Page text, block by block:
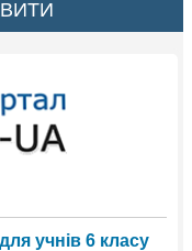
учнів 6 класу